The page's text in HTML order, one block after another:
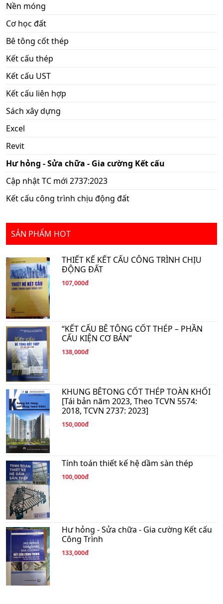
Nền móng
Cơ học đất
Bê tông cốt thép
Kết cấu thép
Kết cấu UST
Kết cấu liên hợp
Sách xây dựng
Excel
Revit
Hư hỏng - Sửa chữa - Gia cường Kết cấu
Cập nhật TC mới 2737:2023
Kết cấu công trình chịu động đất
SẢN PHẨM HOT
THIẾT KẾ KẾT CẤU CÔNG TRÌNH CHỊU
ĐỘNG ĐẤT
107,000đ
“KẾT CẤU BÊ TÔNG CỐT THÉP – PHẦN
CẤU KIỆN CƠ BẢN”
138,000đ
KHUNG BÊTONG CỐT THÉP TOÀN KHỐI
[Tái bản năm 2023, Theo TCVN 5574:
2018, TCVN 2737: 2023]
150,000đ
Tính toán thiết kế hệ dầm sàn thép
100,000đ
Hư hỏng - Sửa chữa - Gia cường Kết cấu
Công Trình
133,000đ